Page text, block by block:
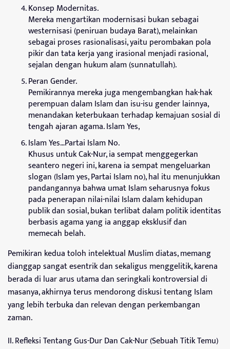
Konsep Modernitas.
Mereka mengartikan modernisasi bukan sebagai
westernisasi (peniruan budaya Barat), melainkan
sebagai proses rasionalisasi, yaitu perombakan pola
pikir dan tata kerja yang irasional menjadi rasional,
sejalan dengan hukum alam (sunnatullah).
Peran Gender.
Pemikirannya mereka juga mengembangkan hak-hak
perempuan dalam Islam dan isu-isu gender lainnya,
menandakan keterbukaan terhadap kemajuan sosial di
tengah ajaran agama. Islam Yes,
Islam Yes…Partai Islam No.
Khusus untuk Cak-Nur, ia sempat menggegerkan
seantero negeri ini, karena ia sempat mengeluarkan
slogan (Islam yes, Partai Islam no), hal itu menunjukkan
pandangannya bahwa umat Islam seharusnya fokus
pada penerapan nilai-nilai Islam dalam kehidupan
publik dan sosial, bukan terlibat dalam politik identitas
berbasis agama yang ia anggap eksklusif dan
memecah belah.
Pemikiran kedua toloh intelektual Muslim diatas, memang
dianggap sangat esentrik dan sekaligus menggelitik, karena
berada di luar arus utama dan seringkali kontroversial di
masanya, akhirnya terus mendorong diskusi tentang Islam
yang lebih terbuka dan relevan dengan perkembangan
zaman.
II. Refleksi Tentang Gus-Dur Dan Cak-Nur (Sebuah Titik Temu)